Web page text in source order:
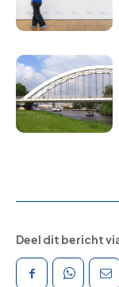
Deel dit bericht